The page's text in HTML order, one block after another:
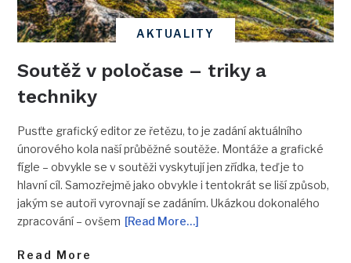
AKTUALITY
Soutěž v poločase – triky a
techniky
Pusťte grafický editor ze řetězu, to je zadání aktuálního
únorového kola naší průběžné soutěže. Montáže a grafické
fígle – obvykle se v soutěži vyskytují jen zřídka, teď je to
hlavní cíl. Samozřejmě jako obvykle i tentokrát se liší způsob,
jakým se autoři vyrovnají se zadáním. Ukázkou dokonalého
zpracování – ovšem [Read More…]
Read More